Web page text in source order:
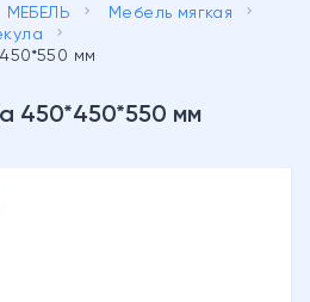
МЕБЕЛЬ keyboard_arrow_right Мебель мягкая keyboard_arrow_right
keyboard_arrow_right
мм
450*450*550 мм